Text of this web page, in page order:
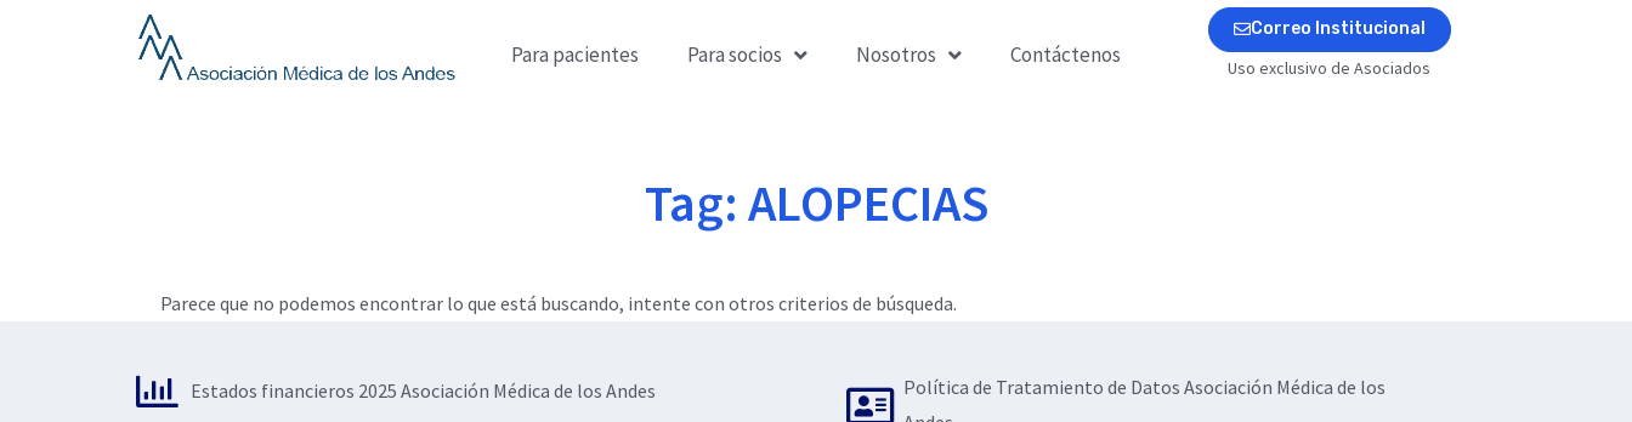
Para pacientes Para socios Nosotros Contáctenos
Correo Institucional
Uso exclusivo de Asociados
Tag: ALOPECIAS
Parece que no podemos encontrar lo que está buscando, intente con otros criterios de búsqueda.
Estados financieros 2025 Asociación Médica de los Andes
Política de Tratamiento de Datos Asociación Médica de los